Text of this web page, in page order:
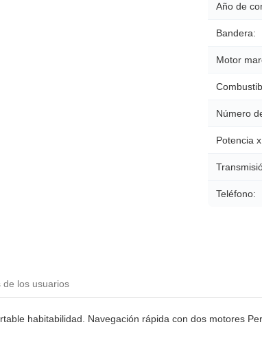
Año de
Bandera:
Motor
Número
Potencia
Teléfono:
de los usuarios
habitabilidad. Navegación rápida con dos motores